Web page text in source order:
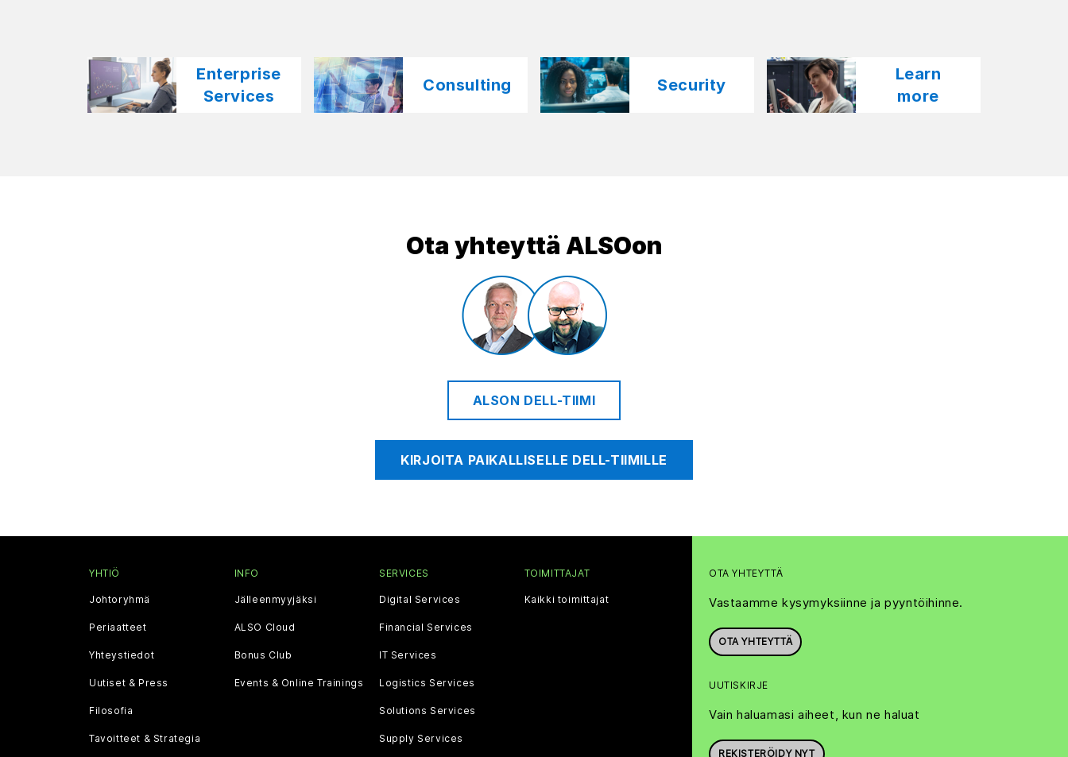
Enterprise
Services​
Consulting Security​
Learn
more​
Ota yhteyttä ALSOon
ALSON DELL-TIIMI
KIRJOITA PAIKALLISELLE DELL-TIIMILLE
OTA YHTEYTTÄ
Vastaamme kysymyksiinne ja pyyntöihinne.
OTA YHTEYTTÄ
UUTISKIRJE
Vain haluamasi aiheet, kun ne haluat
REKISTERÖIDY NYT
YHTIÖ
Johtoryhmä
Periaatteet
Yhteystiedot
Uutiset & Press
Filosofia
Tavoitteet & Strategia
INFO
Jälleenmyyjäksi
ALSO Cloud
Bonus Club
Events & Online Trainings
SERVICES
Digital Services
Financial Services
IT Services
Logistics Services
Solutions Services
Supply Services
TOIMITTAJAT
Kaikki toimittajat